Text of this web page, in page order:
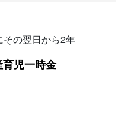
の翌日から2年
児一時金